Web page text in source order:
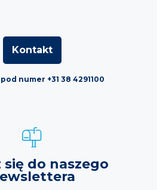
Kontakt
numer +31 38 4291100
się do naszego